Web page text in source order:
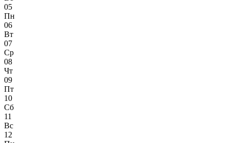
05
Пн
06
Вт
07
Ср
08
Чт
09
Пт
10
Сб
11
Вс
12